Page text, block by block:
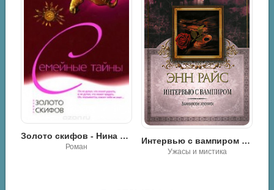
Золото скифов - Нина Колчина
Роман
Интервью с вампиром - Энн Райс
Ужасы и мистика